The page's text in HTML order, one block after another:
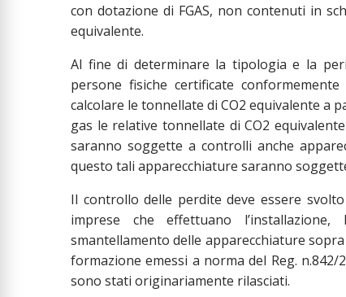
con dotazione di FGAS, non contenuti in
equivalente.
Al fine di determinare la tipologia e la
persone fisiche certificate
calcolare le tonnellate di CO2 equivalente a
gas le relative tonnellate di CO2
saranno soggette a controlli anche
questo tali apparecchiature saranno
Il controllo delle perdite deve essere
imprese che effettuano
smantellamento delle apparecchiature
formazione emessi a norma del Reg.
sono stati originariamente rilasciati.